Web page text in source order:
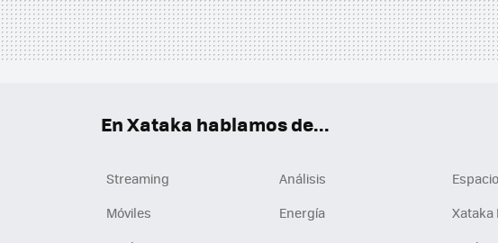
En Xataka hablamos de...
Streaming Análisis
Espacio
Móviles
Energía
Xataka